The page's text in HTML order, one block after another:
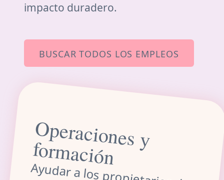
impacto duradero.
BUSCAR TODOS LOS EMPLEOS
O
p
eracio
n
es y
fo
rm
ació
n